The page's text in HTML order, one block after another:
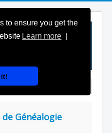
to ensure you get the
Learn more
it!
Affichage #
de Généalogie